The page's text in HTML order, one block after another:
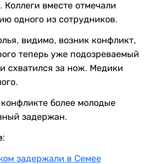
Коллеги вместе отмечали
одного из сотрудников.
видимо, возник конфликт,
теперь уже подозреваемый
схватился за нож. Медики
более молодые
задержан.
задержали в Семее